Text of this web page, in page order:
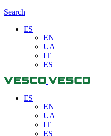
Search
ES
EN
UA
IT
ES
ES
EN
UA
IT
ES